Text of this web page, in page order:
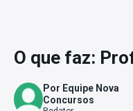
O que faz:
Por Equipe Nova
Concursos